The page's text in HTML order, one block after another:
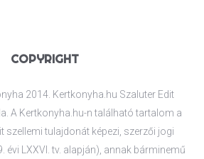
COPYRIGHT
2014. Kertkonyha.hu Szaluter Edit
A Kertkonyha.hu-n található tartalom a
szellemi tulajdonát képezi, szerzői jogi
évi LXXVI. tv. alapján), annak bárminemű